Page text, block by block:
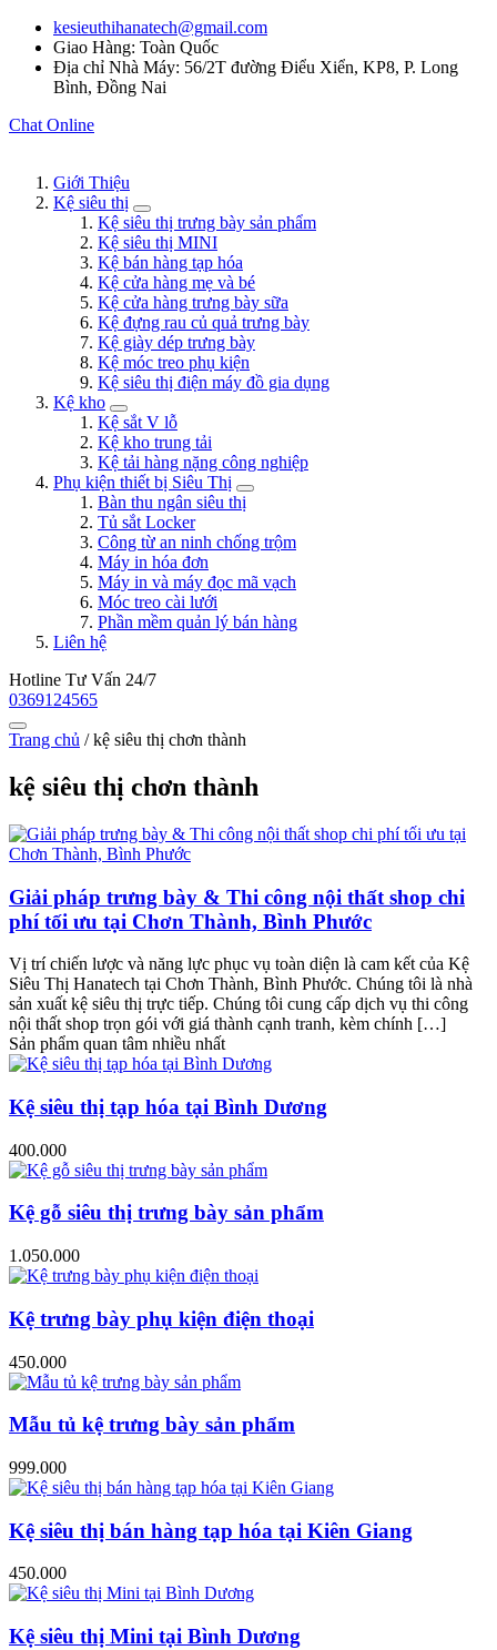
kesieuthihanatech@gmail.com
Giao Hàng: Toàn Quốc
Địa chỉ Nhà Máy: 56/2T đường Điểu Xiển, KP8, P. Long
Bình, Đồng Nai
Chat Online
Giới Thiệu
Kệ siêu thị
Kệ siêu thị trưng bày sản phẩm
Kệ siêu thị MINI
Kệ bán hàng tạp hóa
Kệ cửa hàng mẹ và bé
Kệ cửa hàng trưng bày sữa
Kệ đựng rau củ quả trưng bày
Kệ giày dép trưng bày
Kệ móc treo phụ kiện
Kệ siêu thị điện máy đồ gia dụng
Kệ kho
Kệ sắt V lỗ
Kệ kho trung tải
Kệ tải hàng nặng công nghiệp
Phụ kiện thiết bị Siêu Thị
Bàn thu ngân siêu thị
Tủ sắt Locker
Công từ an ninh chống trộm
Máy in hóa đơn
Máy in và máy đọc mã vạch
Móc treo cài lưới
Phần mềm quản lý bán hàng
Liên hệ
Hotline Tư Vấn 24/7
0369124565
Trang chủ /kệ siêu thị chơn thành
kệ siêu thị chơn thành
Giải pháp trưng bày & Thi công nội thất shop chi
phí tối ưu tại Chơn Thành, Bình Phước
Vị trí chiến lược và năng lực phục vụ toàn diện là cam kết của Kệ
Siêu Thị Hanatech tại Chơn Thành, Bình Phước. Chúng tôi là nhà
sản xuất kệ siêu thị trực tiếp. Chúng tôi cung cấp dịch vụ thi công
nội thất shop trọn gói với giá thành cạnh tranh, kèm chính […]
Sản phẩm quan tâm nhiều nhất
Kệ siêu thị tạp hóa tại Bình Dương
400.000
Kệ gỗ siêu thị trưng bày sản phẩm
1.050.000
Kệ trưng bày phụ kiện điện thoại
450.000
Mẫu tủ kệ trưng bày sản phẩm
999.000
Kệ siêu thị bán hàng tạp hóa tại Kiên Giang
450.000
Kệ siêu thị Mini tại Bình Dương